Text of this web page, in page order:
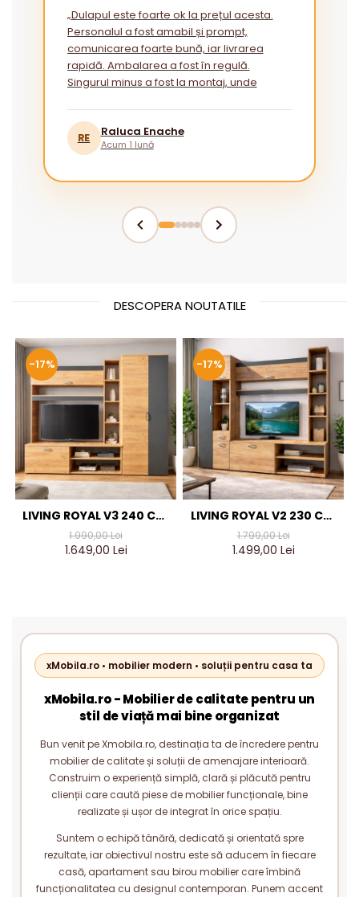
„Dulapul este foarte ok la prețul acesta.
Personalul a fost amabil și prompt,
comunicarea foarte bună, iar livrarea
rapidă. Ambalarea a fost în regulă.
Singurul minus a fost la montaj, unde
RE
Raluca Enache
Acum 1 lună
DESCOPERA NOUTATILE
-17%
LIVING ROYAL V3 240 CM,
STEJAR AURIU & GRI
ANTRACIT – MOBILIER
1.990,00 Lei
1.649,00 Lei
-17%
LIVING ROYAL V2 230 CM,
STEJAR AURIU & GRI
ANTRACIT – MOBILIER
1.799,00 Lei
1.499,00 Lei
xMobila.ro • mobilier modern • soluții pentru casa ta
xMobila.ro - Mobilier de calitate pentru un
stil de viață mai bine organizat
Bun venit pe Xmobila.ro, destinația ta de încredere pentru
mobilier de calitate și soluții de amenajare interioară.
Construim o experiență simplă, clară și plăcută pentru
clienții care caută piese de mobilier funcționale, bine
realizate și ușor de integrat în orice spațiu.
Suntem o echipă tânără, dedicată și orientată spre
rezultate, iar obiectivul nostru este să aducem în fiecare
casă, apartament sau birou mobilier care îmbină
funcționalitatea cu designul contemporan. Punem accent